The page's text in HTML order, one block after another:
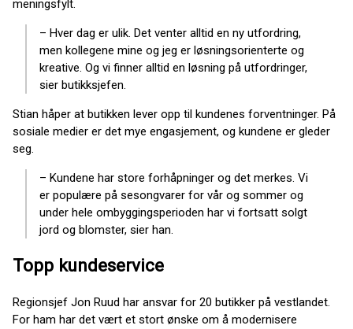
meningsfylt.
– Hver dag er ulik. Det venter alltid en ny utfordring,
men kollegene mine og jeg er løsningsorienterte og
kreative. Og vi finner alltid en løsning på utfordringer,
sier butikksjefen.
Stian håper at butikken lever opp til kundenes forventninger. På
sosiale medier er det mye engasjement, og kundene er gleder
seg.
– Kundene har store forhåpninger og det merkes. Vi
er populære på sesongvarer for vår og sommer og
under hele ombyggingsperioden har vi fortsatt solgt
jord og blomster, sier han.
Topp kundeservice
Regionsjef Jon Ruud har ansvar for 20 butikker på vestlandet.
For ham har det vært et stort ønske om å modernisere